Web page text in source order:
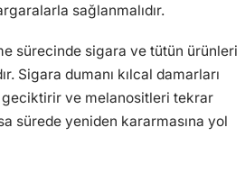
sağlanmalıdır.
sürecinde sigara ve tütün ürünleri
Sigara dumanı kılcal damarları
ve melanositleri tekrar
sürede yeniden kararmasına yol